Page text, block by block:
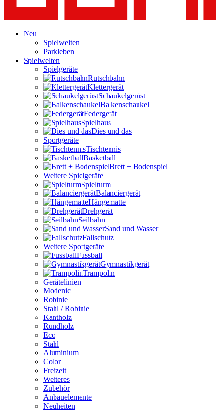
Neu
Spielwelten
Parkleben
Spielwelten
Spielgeräte
Rutschbahn
Klettergerät
Schaukelgerüst
Balkenschaukel
Federgerät
Spielhaus
Dies und das
Sportgeräte
Tischtennis
Basketball
Brett + Bodenspiel
Weitere Spielgeräte
Spielturm
Balanciergerät
Hängematte
Drehgerät
Seilbahn
Sand und Wasser
Fallschutz
Weitere Sportgeräte
Fussball
Gymnastikgerät
Trampolin
Gerätelinien
Modenic
Robinie
Stahl / Robinie
Kantholz
Rundholz
Eco
Stahl
Aluminium
Color
Freizeit
Weiteres
Zubehör
Anbauelemente
Neuheiten